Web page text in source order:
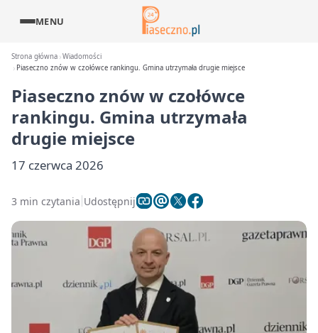
MENU
Strona główna Wiadomości
Piaseczno znów w czołówce rankingu. Gmina utrzymała drugie miejsce
Piaseczno znów w czołówce
rankingu. Gmina utrzymała
drugie miejsce
17 czerwca 2026
3 min czytania Udostępnij